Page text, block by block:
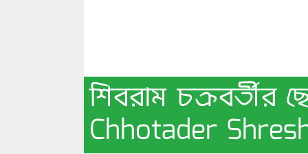
শিবরাম চক্রবর্তীর
Chhotader